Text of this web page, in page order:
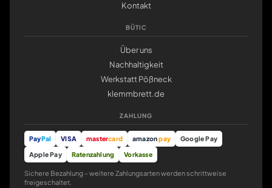
Kontakt
BÜTIC
Über uns
Nachhaltigkeit
Werkstatt Pößneck
klemmbrett.de
ZAHLUNG
PayPal VISA mastercard amazonpay
Google Pay
Apple Pay
Ratenzahlung Vorkasse
Sichere Bezahlung – weitere Zahlungsarten werden schrittweise
freigeschaltet.